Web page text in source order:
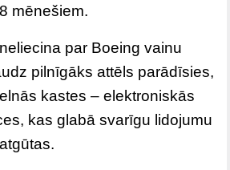
mēnešiem.
par Boeing vainu
pilnīgāks attēls parādīsies,
kastes – elektroniskās
kas glabā svarīgu lidojumu